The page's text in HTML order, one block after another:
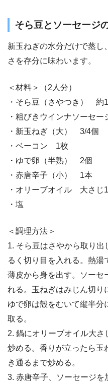
そら豆とソーセージ
新玉ねぎの水分だけで蒸し
さを存分に味わいます。
＜材料＞（2人分）
・そら豆（さやつき） 約
・粗びきウインナソーセ
・新玉ねぎ（大） 3/4個
・ベーコン 1枚
・ゆで卵（半熟） 2個
・赤唐辛子（小） 1本
・オリーブオイル 大さじ1
・塩
＜調理方法＞
1. そら豆はさやから取り
るく切り目を入れる。熱湯
薄皮から身を出す。ソーセ
れる。玉ねぎはみじん切り
ゆで卵は殻をむいて縦半分
取る。
2. 鍋にオリーブオイル大
炒める。香りが立ったら玉
き通るまで炒める。
3. 赤唐辛子、ソーセージ